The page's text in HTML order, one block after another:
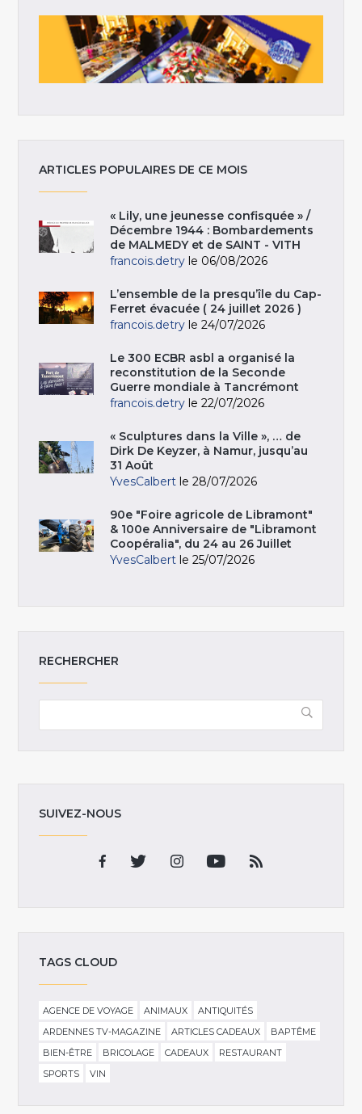
ARTICLES POPULAIRES DE CE MOIS
« Lily, une jeunesse confisquée » /
Décembre 1944 : Bombardements
de MALMEDY et de SAINT - VITH
francois.detry le 06/08/2026
L’ensemble de la presqu’île du Cap-
Ferret évacuée ( 24 juillet 2026 )
francois.detry le 24/07/2026
Le 300 ECBR asbl a organisé la
reconstitution de la Seconde
Guerre mondiale à Tancrémont
francois.detry le 22/07/2026
« Sculptures dans la Ville », … de
Dirk De Keyzer, à Namur, jusqu’au
31 Août
YvesCalbert le 28/07/2026
90e "Foire agricole de Libramont"
& 100e Anniversaire de "Libramont
Coopéralia", du 24 au 26 Juillet
YvesCalbert le 25/07/2026
RECHERCHER
SUIVEZ-NOUS
TAGS CLOUD
AGENCE DE VOYAGE ANIMAUX
ANTIQUITÉS
ARDENNES TV-MAGAZINE
ARTICLES CADEAUX
BAPTÊME
BIEN-ÊTRE
BRICOLAGE CADEAUX
RESTAURANT
SPORTS
VIN